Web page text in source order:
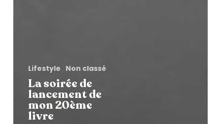
Lifestyle Non classé
La soirée de
lancement de
mon 20ème
livre